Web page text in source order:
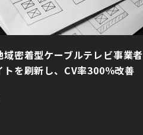
域密着型ケーブルテレビ事業者
トを刷新し、CV率300％改善